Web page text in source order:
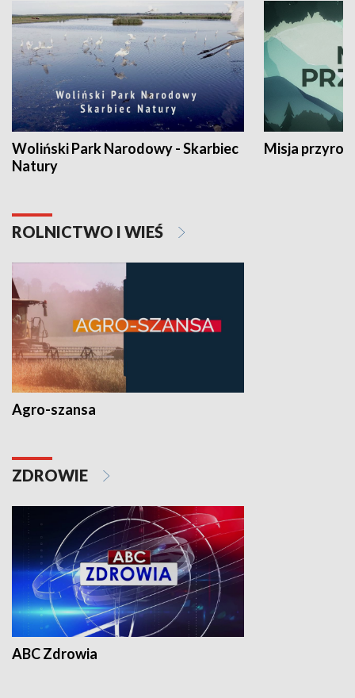
Woliński Park Narodowy - Skarbiec
Natury
Misja
ROLNICTWO I WIEŚ
Agro-szansa
ZDROWIE
ABC Zdrowia